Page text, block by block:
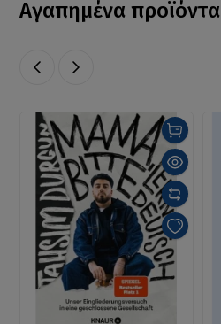
Αγαπημένα προϊόντα